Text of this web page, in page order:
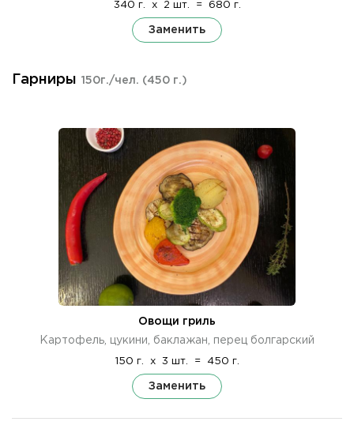
340 г. x 2 шт. = 680 г.
Заменить
Гарниры 150г./чел. (450 г.)
Овощи гриль
Картофель, цукини, баклажан, перец болгарский
150 г. x 3 шт. = 450 г.
Заменить